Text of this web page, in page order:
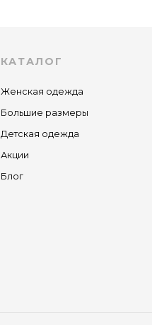
КАТАЛОГ
Женская одежда
Большие размеры
Детская одежда
Акции
Блог